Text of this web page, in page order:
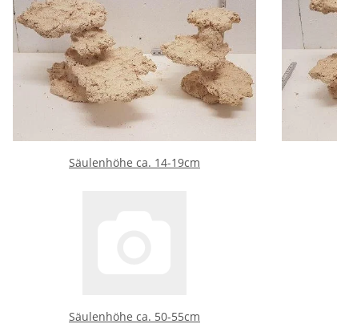
Säulenhöhe ca. 14-19cm
Säulenhöhe ca. 50-55cm